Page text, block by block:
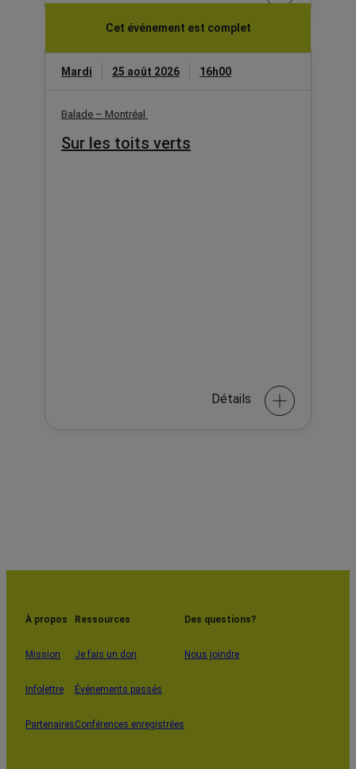
Cet événement est complet
Mardi 25 août 2026 16h00
Balade – Montréal
Sur les toits verts
Détails
À propos
Mission
Infolettre
Partenaires
Ressources
Je fais un don
Événements passés
Conférences enregistrées
Des questions?
Nous joindre